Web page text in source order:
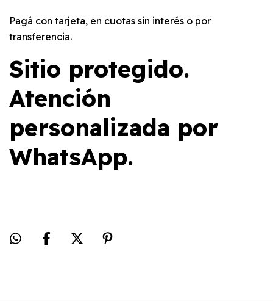
Pagá con tarjeta, en cuotas sin interés o por
transferencia.
Sitio protegido.
Atención
personalizada por
WhatsApp.